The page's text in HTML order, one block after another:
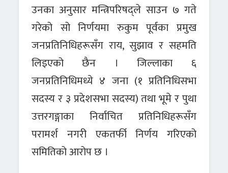
उनका अनुसार मन्त्रिपरिषद्ले साउन ७ गते
गरेको सो निर्णयमा रुकुम पूर्वका प्रमुख
जनप्रतिनिधिहरूसँग राय, सुझाव र सहमति
लिइएको छैन । जिल्लाका ६
जनप्रतिनिधिमध्ये ४ जना (१ प्रतिनिधिसभा
सदस्य र ३ प्रदेशसभा सदस्य) तथा भूमे र पुथा
उत्तरगङ्गाका निर्वाचित प्रतिनिधिहरूसँग
परामर्श नगरी एकतर्फी निर्णय गरिएको
समितिको आरोप छ ।